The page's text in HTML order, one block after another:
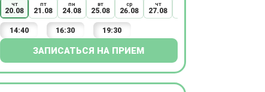
чт
20.08
пт
21.08
пн
24.08
вт
25.08
ср
26.08
чт
27.08
14:40 16:30 19:30
ЗАПИСАТЬСЯ НА ПРИЕМ